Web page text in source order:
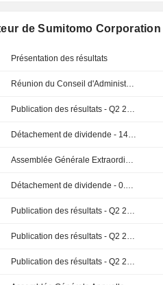
de Sumitomo Corporation
Présentation des résultats
Réunion du Conseil d'Administration
Publication des résultats - Q2 2026
Détachement de dividende - 1480 KRW
Assemblée Générale Extraordinaire
Détachement de dividende - 0.28 USD
Publication des résultats - Q2 2026
Publication des résultats - Q2 2026
Publication des résultats - Q2 2026